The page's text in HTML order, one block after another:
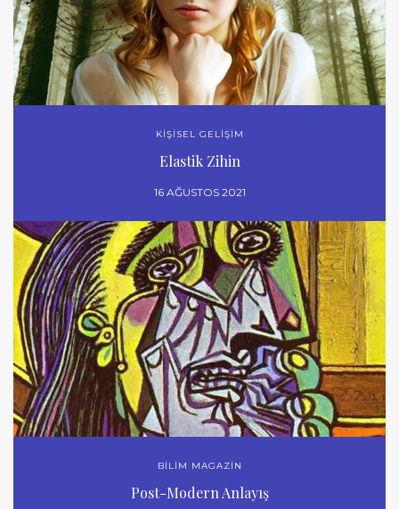
KİŞİSEL GELİŞİM
Elastik Zihin
16 AĞUSTOS 2021
BİLİM MAGAZİN
Post-Modern Anlayış